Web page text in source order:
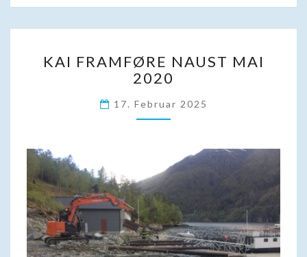
FRAMFØRE
NAUST
2020
KAI FRAMFØRE NAUST MAI
2020
17. Februar 2025